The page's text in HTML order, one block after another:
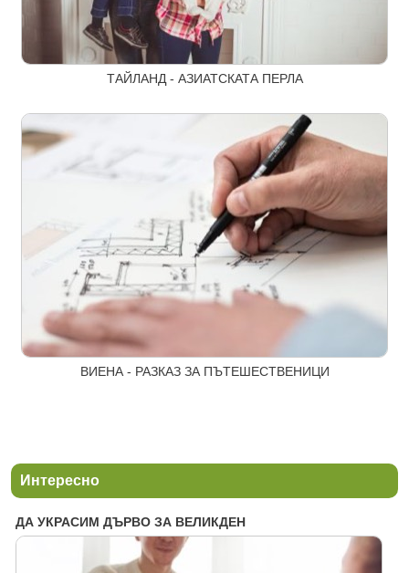
ТАЙЛАНД - АЗИАТСКАТА ПЕРЛА
ВИЕНА - РАЗКАЗ ЗА ПЪТЕШЕСТВЕНИЦИ
Интересно
ДА УКРАСИМ ДЪРВО ЗА ВЕЛИКДЕН